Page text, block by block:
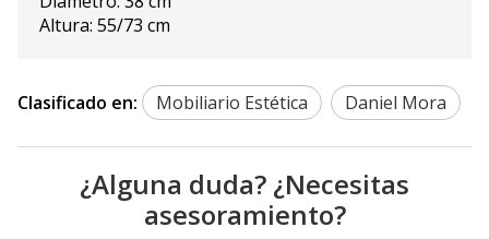
Altura: 55/73 cm
Clasificado en: Mobiliario Estética Daniel Mora
¿Alguna duda? ¿Necesitas
asesoramiento?